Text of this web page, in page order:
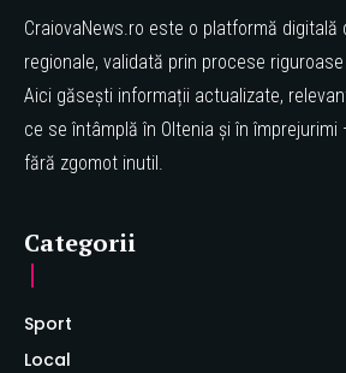
CraiovaNews.ro este o platformă digitală
regionale, validată prin procese
Aici găsești informații actualizate,
ce se întâmplă în Oltenia și în
fără zgomot inutil.
Categorii
Sport
Local